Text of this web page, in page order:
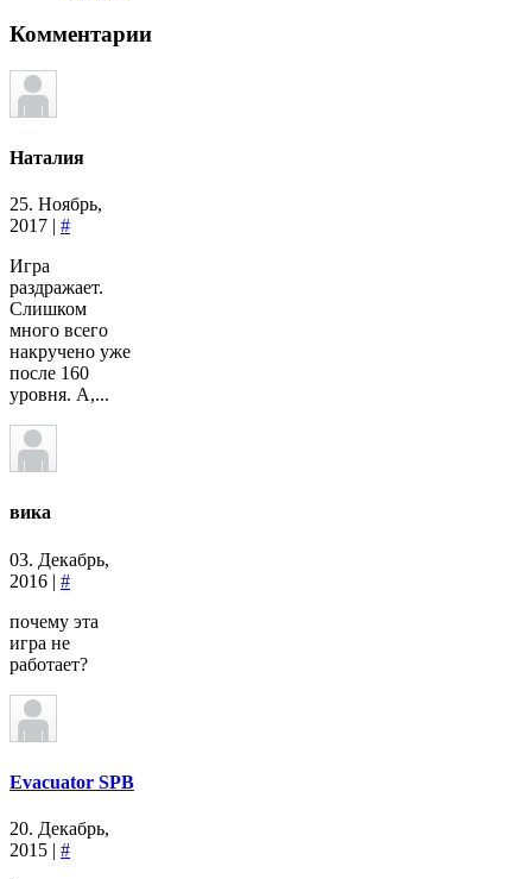
Комментарии
Наталия
25. Ноябрь,
2017 | #
Игра
раздражает.
Слишком
много всего
накручено уже
после 160
уровня. А,...
вика
03. Декабрь,
2016 | #
почему эта
игра не
работает?
Evacuator SPB
20. Декабрь,
2015 | #